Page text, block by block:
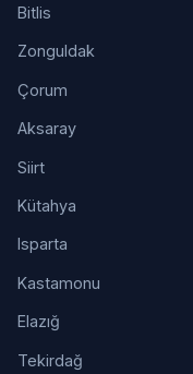
Bitlis
Zonguldak
Çorum
Aksaray
Siirt
Kütahya
Isparta
Kastamonu
Elazığ
Tekirdağ